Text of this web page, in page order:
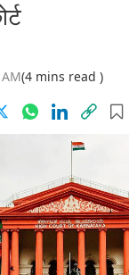
(4 mins read )